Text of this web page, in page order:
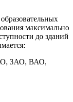
максимально
до зданий
ЗАО, ВАО,